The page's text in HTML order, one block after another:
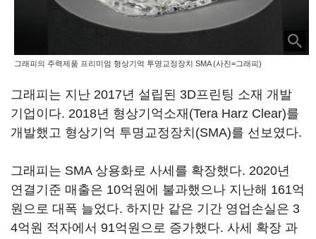
그래피의 주력제품 프리미엄 형상기억 투명교정장치 SMA (사진=그래피)
그래피는 지난 2017년 설립된 3D프린팅 소재 개발
기업이다. 2018년 형상기억소재(Tera Harz Clear)를
개발했고 형상기억 투명교정장치(SMA)를 선보였다.
그래피는 SMA 상용화로 사세를 확장했다. 2020년
연결기준 매출은 10억원에 불과했으나 지난해 161억
원으로 대폭 늘었다. 하지만 같은 기간 영업손실은 3
4억원 적자에서 91억원으로 증가했다. 사세 확장 과